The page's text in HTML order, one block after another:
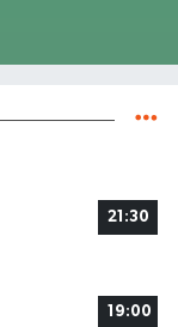
21:30
19:00